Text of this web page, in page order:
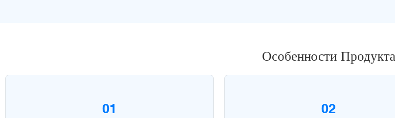
Особенности Продукта
01 02